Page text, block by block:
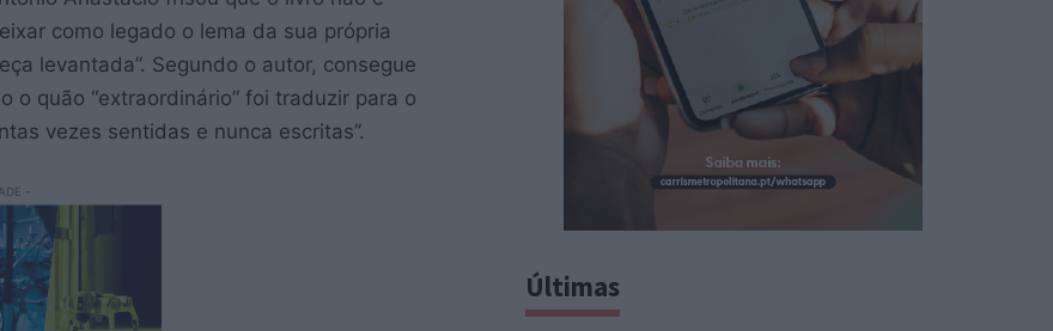
como legado o lema da sua própria
levantada”. Segundo o autor, consegue
o quão “extraordinário” foi traduzir para o
vezes sentidas e nunca escritas”.
-
Últimas